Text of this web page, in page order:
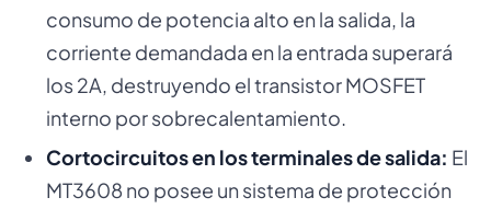
consumo de potencia alto en la salida, la
corriente demandada en la entrada superará
los 2A, destruyendo el transistor MOSFET
interno por sobrecalentamiento.
Cortocircuitos en los terminales de salida: El
MT3608 no posee un sistema de protección